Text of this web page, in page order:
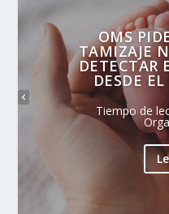
OMS
TAMIZAJE
DETECTAR
DESDE
Tiempo de